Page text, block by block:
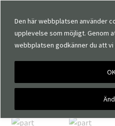
Den här webbplatsen använder
upplevelse som möjligt. Genom
webbplatsen godkänner du att
Hem
Märken Part Two